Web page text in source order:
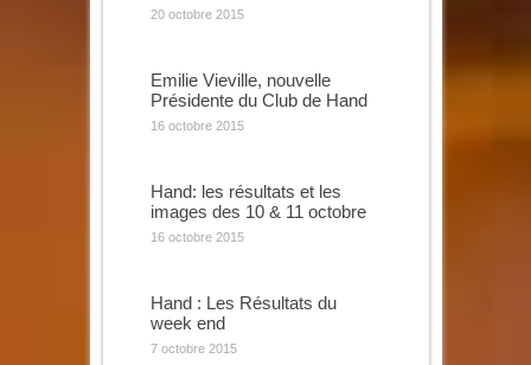
20 octobre 2015
Emilie Vieville, nouvelle
Présidente du Club de Hand
16 octobre 2015
Hand: les résultats et les
images des 10 & 11 octobre
16 octobre 2015
Hand : Les Résultats du
week end
7 octobre 2015